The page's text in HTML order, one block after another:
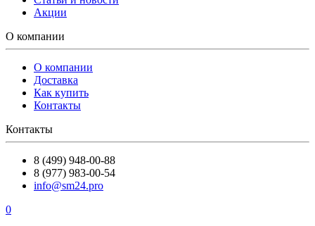
Акции
О компании
О компании
Доставка
Как купить
Контакты
Контакты
8 (499) 948-00-88
8 (977) 983-00-54
info@sm24.pro
0